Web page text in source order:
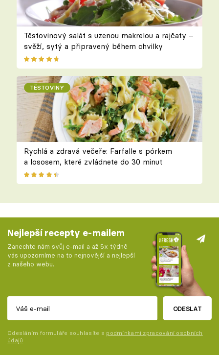
Těstovinový salát s uzenou makrelou a rajčaty –
svěží, sytý a připravený během chvilky
TĚSTOVINY
Rychlá a zdravá večeře: Farfalle s pórkem
a lososem, které zvládnete do 30 minut
Nejlepší recepty e-mailem
Zanechte nám svůj e-mail a až 5x týdně
vás upozorníme na to nejnovější a nejlepší
z našeho webu.
ODESLAT
Odesláním formuláře souhlasíte s podmínkami zpracování osobních
údajů